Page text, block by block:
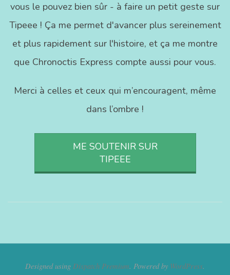
vous le pouvez bien sûr - à faire un petit geste sur
Tipeee ! Ça me permet d'avancer plus sereinement
et plus rapidement sur l'histoire, et ça me montre
que Chronoctis Express compte aussi pour vous.
Merci à celles et ceux qui m’encouragent, même
dans l’ombre !
ME SOUTENIR SUR
TIPEEE
Designed using Dispatch Premium. Powered by WordPress.